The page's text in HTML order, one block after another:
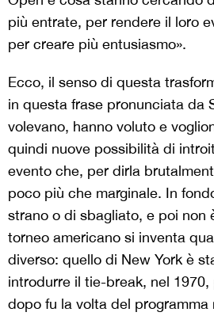
più entrate, per rendere il loro
per creare più entusiasmo».
Ecco, il senso di questa
in questa frase pronunciata da
volevano, hanno voluto e
quindi nuove possibilità di
evento che, per dirla
poco più che marginale. In
strano o di sbagliato, e poi non
torneo americano si inventa
diverso: quello di New York è
introdurre il tie-break, nel
dopo fu la volta del programma